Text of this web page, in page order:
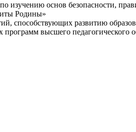
изучению основ безопасности,
Родины»
способствующих развитию
программ высшего